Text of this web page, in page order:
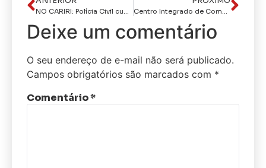
NO CARIRI: Polícia Civil cumpre seis mandados judiciais e apreende duas armas de fogo Centro Integrado de Comando e Controle da Paraíba recebe visita técnica dos alunos do Curso Superior de Polícia de Pernambuco
Deixe um comentário
O seu endereço de e-mail não será publicado.
Campos obrigatórios são marcados com *
Comentário*